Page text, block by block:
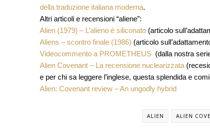
della traduzione italiana moderna.
Altri articoli e recensioni “aliene”:
Alien (1979) – L’alieno è siliconato (articolo
Aliens – scontro finale (1986) (articolo
Videocommento a PROMETHEUS (dalla nostra
Alien Covenant – La recensione nuclearizzata
e per chi sa leggere l’inglese, questa splendida e
Alien: Covenant review – An ungodly hybrid
ALIEN ALIEN